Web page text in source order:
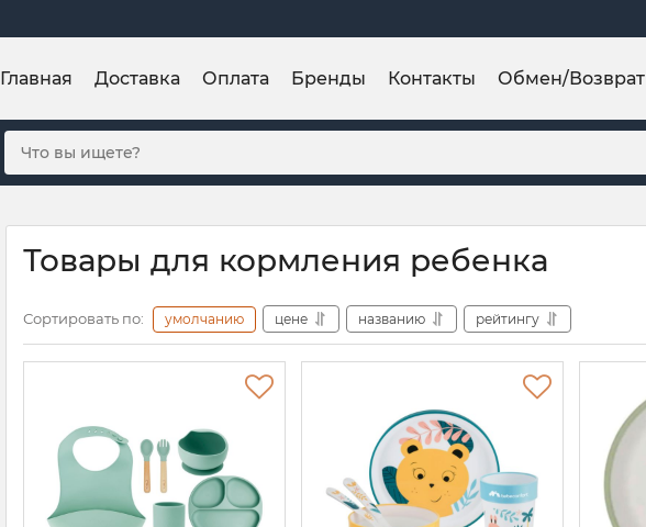
Главная Доставка Оплата Бренды Контакты Обмен/Возврат
Товары для кормления ребенка
Сортировать по: умолчанию цене названию рейтингу